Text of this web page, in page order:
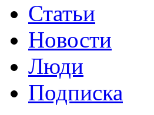
Статьи
Новости
Люди
Подписка